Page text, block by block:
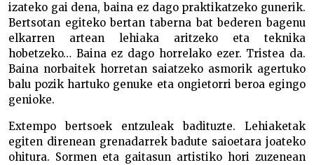
izateko gai dena, baina ez dago praktikatzeko gunerik.
Bertsotan egiteko bertan taberna bat bederen bagenu
elkarren artean lehiaka aritzeko eta teknika
hobetzeko… Baina ez dago horrelako ezer. Tristea da.
Baina norbaitek horretan saiatzeko asmorik agertuko
balu pozik hartuko genuke eta ongietorri beroa egingo
genioke.
Extempo bertsoek entzuleak badituzte. Lehiaketak
egiten direnean grenadarrek badute saioetara joateko
ohitura. Sormen eta gaitasun artistiko hori zuzenean